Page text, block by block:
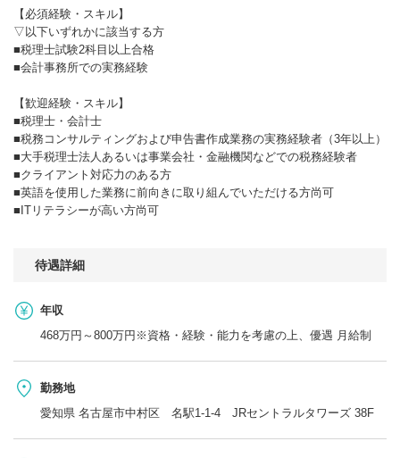
【必須経験・スキル】
▽以下いずれかに該当する方
■税理士試験2科目以上合格
■会計事務所での実務経験
【歓迎経験・スキル】
■税理士・会計士
■税務コンサルティングおよび申告書作成業務の実務経験者（3年以上）
■大手税理士法人あるいは事業会社・金融機関などでの税務経験者
■クライアント対応力のある方
■英語を使用した業務に前向きに取り組んでいただける方尚可
■ITリテラシーが高い方尚可
待遇詳細
年収
468万円～800万円※資格・経験・能力を考慮の上、優遇 月給制
勤務地
愛知県 名古屋市中村区 名駅1-1-4 JRセントラルタワーズ 38F